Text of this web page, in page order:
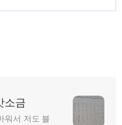
소금
워서 저도 블